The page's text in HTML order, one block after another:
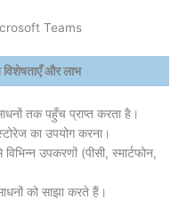
Teams
और लाभ
तक पहुँच प्राप्त करता है।
का उपयोग करना।
उपकरणों (पीसी, स्मार्टफोन,
को साझा करते हैं।